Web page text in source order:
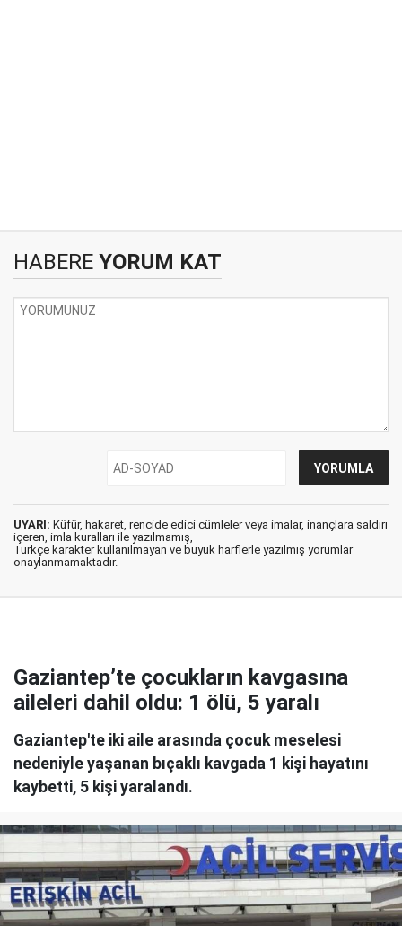
HABERE YORUM KAT
UYARI: Küfür, hakaret, rencide edici cümleler veya imalar, inançlara saldırı
içeren, imla kuralları ile yazılmamış,
Türkçe karakter kullanılmayan ve büyük harflerle yazılmış yorumlar
onaylanmamaktadır.
Gaziantep’te çocukların kavgasına
aileleri dahil oldu: 1 ölü, 5 yaralı
Gaziantep'te iki aile arasında çocuk meselesi
nedeniyle yaşanan bıçaklı kavgada 1 kişi hayatını
kaybetti, 5 kişi yaralandı.